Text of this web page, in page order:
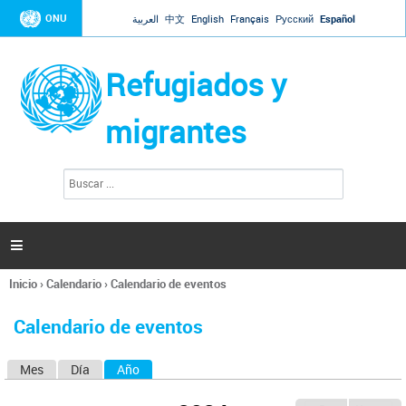
Jump to navigation
ONU العربية 中文 English Français Русский Español
Refugiados y
migrantes
l
s

Se
usted
Inicio›Calendario›Calendario de eventos
Calendario de eventos
Mes Día Año